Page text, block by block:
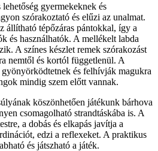
gyermekeknek és
szórakoztató és elűzi az unalmat.
állítható tépőzáras pántokkal, így a
és használhatók. A mellékelt labda
A színes készlet remek szórakozást
nemtől és kortól függetlenül. A
gyönyörködtetnek és felhívják magukra
mindig szem előtt vannak.
köszönhetően játékunk bárhova
csomagolható strandtáskába is. A
a dobás és elkapás javítja a
edzi a reflexeket. A praktikus
és játszható a játék.